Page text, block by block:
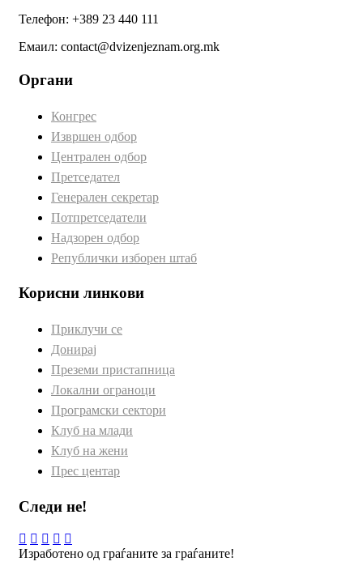
Телефон: +389 23 440 111
Емаил: contact@dvizenjeznam.org.mk
Органи
Конгрес
Извршен одбор
Централен одбор
Претседател
Генерален секретар
Потпретседатели
Надзорен одбор
Републички изборен штаб
Корисни линкови
Приклучи се
Донирај
Преземи пристапница
Локални ограноци
Програмски сектори
Клуб на млади
Клуб на жени
Прес центар
Следи не!
Изработено од граѓаните за граѓаните!